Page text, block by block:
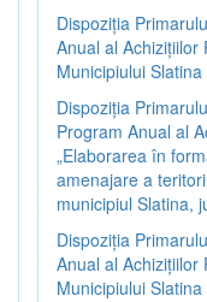
Dispoziția
Anual al Achizițiilor
Municipiului Slatina
Dispoziția
Program Anual al
„Elaborarea în
amenajare a
municipiul Slatina,
Dispoziția
Anual al Achizițiilor
Municipiului Slatina